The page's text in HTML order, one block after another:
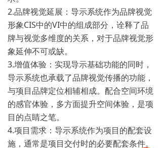
2.品牌视觉延展：导示系统作为品牌视觉
形象CIS中的VI中的组成部分，诠释了品
牌与视觉多维度的关系，对于品牌视觉形
象延伸不可或缺。
3.增值体验：实现导示基础功能的同时，
导示系统也承载了品牌视觉传播的功能，
与项目品牌定位相辅相成。配合空间环境
的感官体验，多方面提升空间体验，是项
目的点睛之笔。
4.项目需求：导示系统作为项目的配套设
施，通常是项目交付时的必要配套条件。